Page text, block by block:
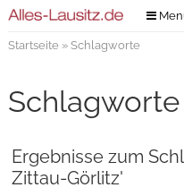
Verlag
Kontakt
Startseite» Schlagworte
Schlagworte
Ergebnisse zum
Zittau-Görlitz'